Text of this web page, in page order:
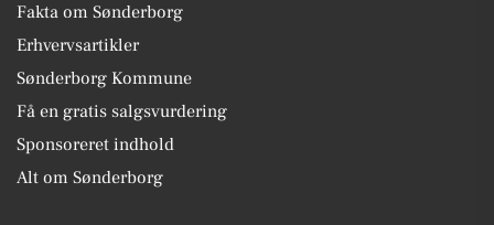
Fakta om Sønderborg
Erhvervsartikler
Sønderborg Kommune
Få en gratis salgsvurdering
Sponsoreret indhold
Alt om Sønderborg